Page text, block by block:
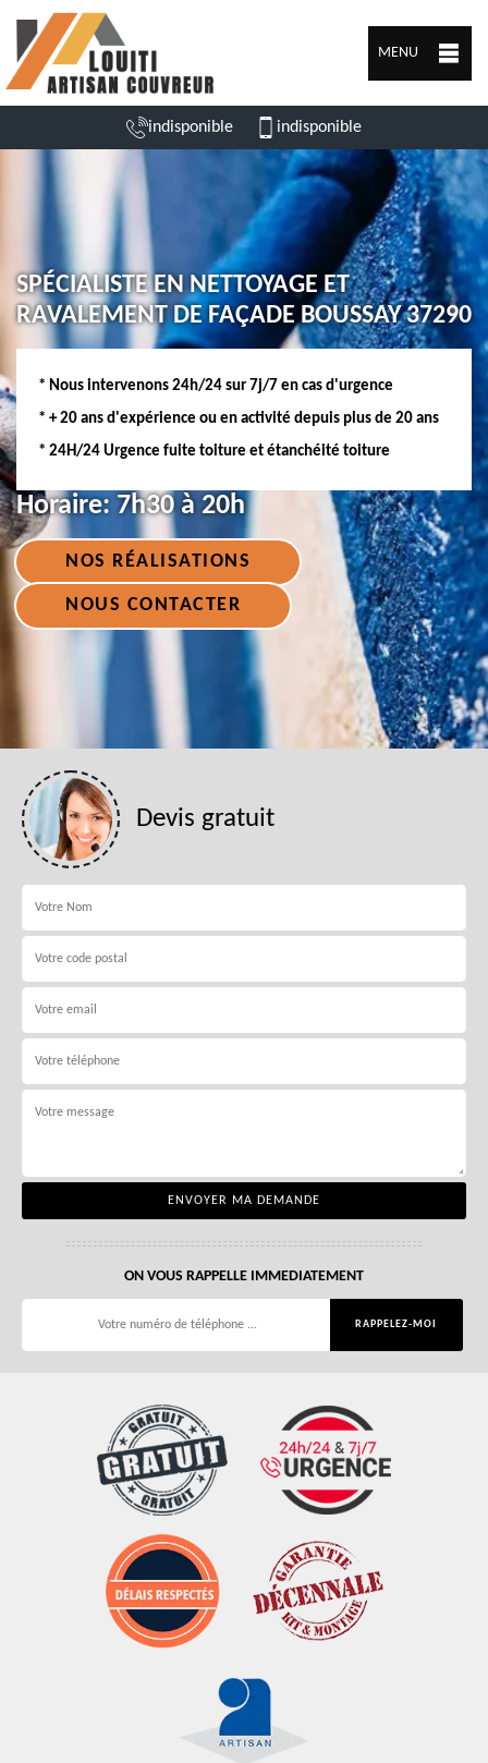
MENU
indisponible indisponible
SPÉCIALISTE EN NETTOYAGE ET
RAVALEMENT DE FAÇADE BOUSSAY 37290
* Nous intervenons 24h/24 sur 7j/7 en cas d'urgence
* + 20 ans d'expérience ou en activité depuis plus de 20 ans
* 24H/24 Urgence fuite toiture et étanchéité toiture
Horaire: 7h30 à 20h
NOS RÉALISATIONS
NOUS CONTACTER
Devis gratuit
ON VOUS RAPPELLE IMMEDIATEMENT